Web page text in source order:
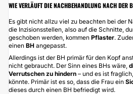
WIE VERLÄUFT DIE NACHBEHANDLUNG NACH DER
Es gibt nicht allzu viel zu beachten bei der
die Inzisionsstellen, also auf die Schnitte,
geschoben werden, kommen Pflaster.
einen BH angepasst.
Allerdings ist der BH primär für den Kopf
nicht gebraucht. Der Sinn eines BHs wäre,
Verrutschen zu hindern – und es ist
könnte. Primär ist es so, dass die Frau ein
dieses durch einen BH befriedigt wird.